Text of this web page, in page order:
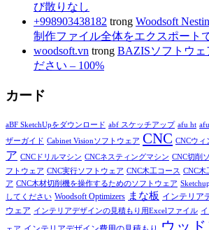
び散りなし
+998903438182 trong Woodsoft
制作ファイル全体をエクスポート
woodsoft.vn trong BAZISソフトウェ
ださい – 100%
カード
aBF SketchUpをダウンロード abf スケッチアップ afu ht
ザーガイド Cabinet Visionソフトウェア CNC CNCウィ
ア CNCドリルマシン CNCネスティングマシン CNC切削
フトウェア CNC実行ソフトウェア CNC木工コース CNC木
ア CNC木材切削機を操作するためのソフトウェア
してください Woodsoft Optimizers まな板 インテリア
ウェア インテリアデザインの見積もり用Excelファイル